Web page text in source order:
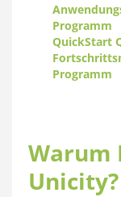
Programm
QuickStart
Programm
Warum
Unicity?